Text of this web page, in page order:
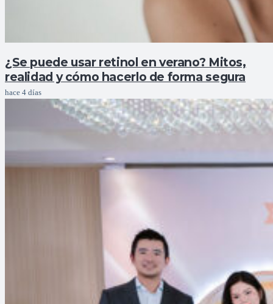
¿Se puede usar retinol en verano? Mitos,
realidad y cómo hacerlo de forma segura
hace 4 días